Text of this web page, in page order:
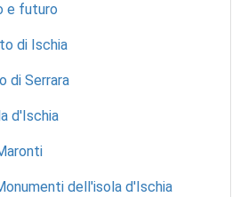
e futuro
di Ischia
di Serrara
d'Ischia
dell'isola d'Ischia